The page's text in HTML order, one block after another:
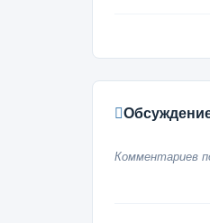
Комментариев